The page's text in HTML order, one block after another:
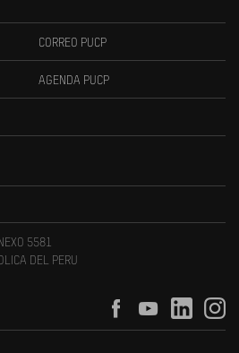
CORREO PUCP
AGENDA PUCP
5581
DEL PERU